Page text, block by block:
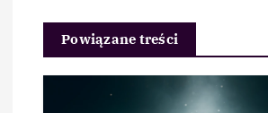
Powiązane treści